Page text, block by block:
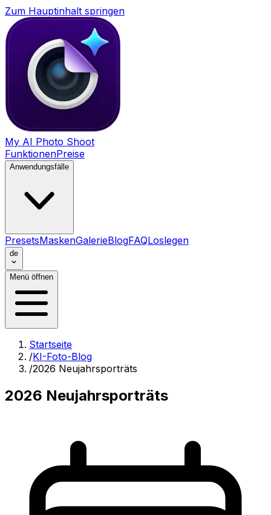
Zum Hauptinhalt springen
My AI Photo Shoot
FunktionenPreise
Anwendungsfälle
PresetsMaskenGalerieBlogFAQLoslegen
de
Menü öffnen
Startseite
/KI-Foto-Blog
/2026 Neujahrsporträts
2026 Neujahrsporträts